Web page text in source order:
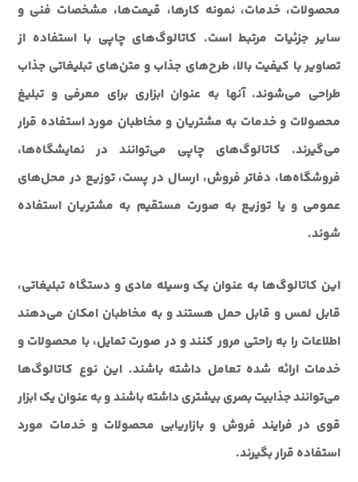
محصولات، خدمات، نمونه کارها، قیمت‌ها، مشخصات فنی و
سایر جزئیات مرتبط است. کاتالوگ‌های چاپی با استفاده از
تصاویر با کیفیت بالا، طرح‌های جذاب و متن‌های تبلیغاتی جذاب
طراحی می‌شوند. آنها به عنوان ابزاری برای معرفی و تبلیغ
محصولات و خدمات به مشتریان و مخاطبان مورد استفاده قرار
می‌گیرند. کاتالوگ‌های چاپی می‌توانند در نمایشگاه‌ها،
فروشگاه‌ها، دفاتر فروش، ارسال در پست، توزیع در محل‌های
عمومی و یا توزیع به صورت مستقیم به مشتریان استفاده
شوند.
این کاتالوگ‌ها به عنوان یک وسیله مادی و دستگاه تبلیغاتی،
قابل لمس و قابل حمل هستند و به مخاطبان امکان می‌دهند
اطلاعات را به راحتی مرور کنند و در صورت تمایل، با محصولات و
خدمات ارائه شده تعامل داشته باشند. این نوع کاتالوگ‌ها
می‌توانند جذابیت بصری بیشتری داشته باشند و به عنوان یک ابزار
قوی در فرایند فروش و بازاریابی محصولات و خدمات مورد
استفاده قرار بگیرند.